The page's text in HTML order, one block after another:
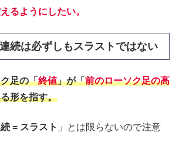
るようにしたい。
続は必ずしもスラストではない
足の「終値」が「前のローソク足の高
形を指す。
= スラスト 」とは限らないので注意